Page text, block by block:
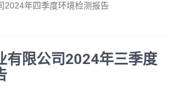
2024年四季度环境检测报告
有限公司2024年三季度